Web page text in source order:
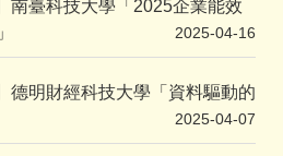
南臺科技大學「2025企業能效
2025-04-16
德明財經科技大學「資料驅動的
2025-04-07